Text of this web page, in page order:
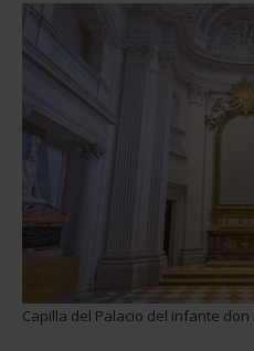
Capilla del Palacio del infante